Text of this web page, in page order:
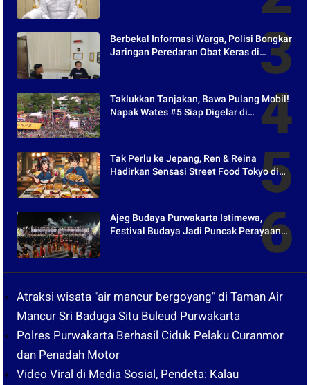
Berbekal Informasi Warga, Polisi Bongkar
Jaringan Peredaran Obat Keras di
Taklukkan Tanjakan, Bawa Pulang Mobil!
Napak Wates #5 Siap Digelar di
Tak Perlu ke Jepang, Ren & Reina
Hadirkan Sensasi Street Food Tokyo di
Ajeg Budaya Purwakarta Istimewa,
Festival Budaya Jadi Puncak Perayaan
Atraksi wisata "air mancur bergoyang" di Taman Air
Mancur Sri Baduga Situ Buleud Purwakarta
Polres Purwakarta Berhasil Ciduk Pelaku Curanmor
dan Penadah Motor
Video Viral di Media Sosial, Pendeta: Kalau